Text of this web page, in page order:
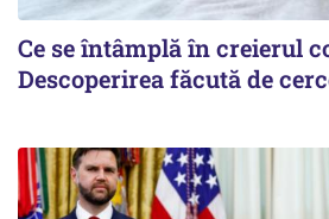
Ce se întâmplă în creierul
Descoperirea făcută de